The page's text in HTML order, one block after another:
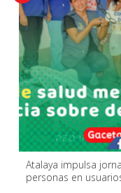
Atalaya impulsa
personas en